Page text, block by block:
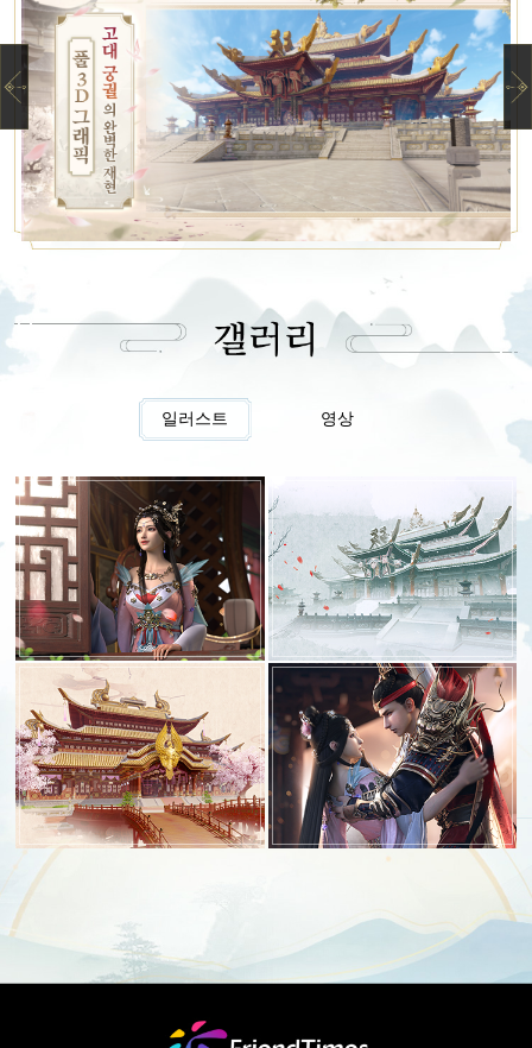
일러스트 영상